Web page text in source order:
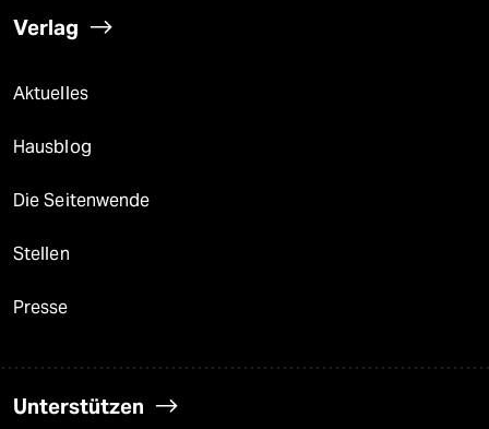
Verlag
Aktuelles
Hausblog
Die Seitenwende
Stellen
Presse
Unterstützen